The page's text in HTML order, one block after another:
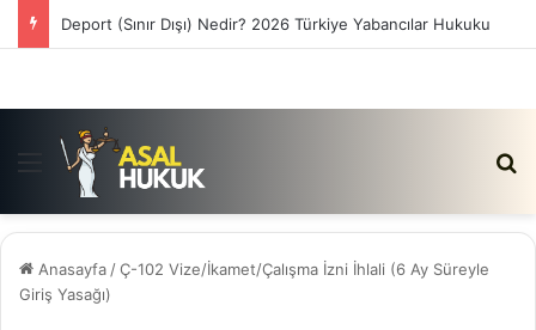
Deport (Sınır Dışı) Nedir? 2026 Türkiye Yabancılar Hukuku
Menü
Anasayfa /Ç-102 Vize/İkamet/Çalışma İzni İhlali (6 Ay Süreyle
Giriş Yasağı)